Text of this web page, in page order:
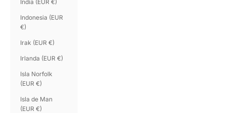
India (EUR €)
Indonesia (EUR
€)
Irak (EUR €)
Irlanda (EUR €)
Isla Norfolk
(EUR €)
Isla de Man
(EUR €)